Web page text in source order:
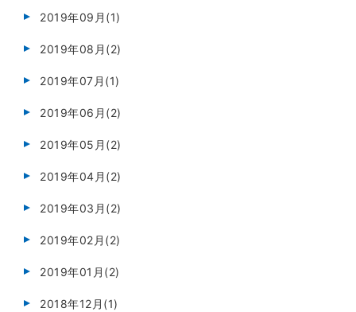
2019年09月(1)
2019年08月(2)
2019年07月(1)
2019年06月(2)
2019年05月(2)
2019年04月(2)
2019年03月(2)
2019年02月(2)
2019年01月(2)
2018年12月(1)